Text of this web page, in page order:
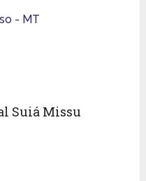
- MT
Suiá Missu